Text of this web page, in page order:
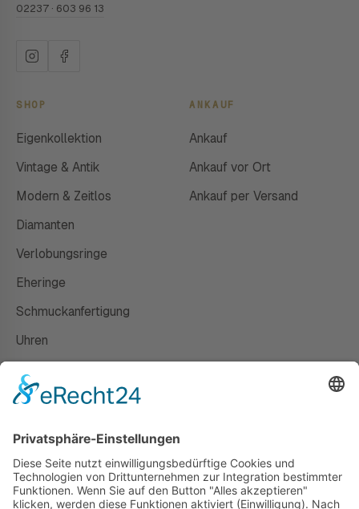
02237 · 603 96 13
SHOP
Eigenkollektion
Vintage & Antik
Modern & Zeitlos
Diamanten
Verlobungsringe
Eheringe
Schmuckanfertigung
Uhren
ANKAUF
Ankauf
Ankauf vor Ort
Ankauf per Versand
Susanne Steiger
Geschäfte